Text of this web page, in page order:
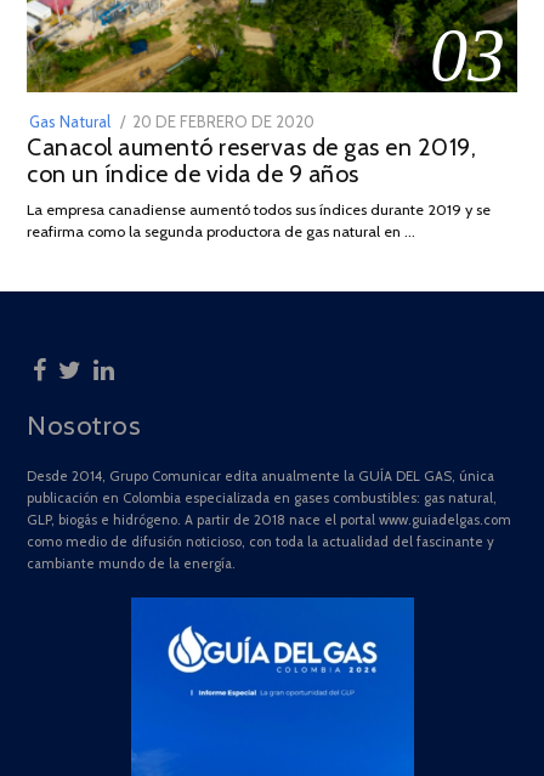
03
Gas Natural
POSTED
ON
20 DE FEBRERO DE 2020
DE
JULIO
2025
Canacol aumentó reservas de gas en 2019,
con un índice de vida de 9 años
La empresa canadiense aumentó todos sus índices durante 2019 y se
reafirma como la segunda productora de gas natural en …
Nosotros
Desde 2014, Grupo Comunicar edita anualmente la GUÍA DEL GAS, única
publicación en Colombia especializada en gases combustibles: gas natural,
GLP, biogás e hidrógeno. A partir de 2018 nace el portal www.guiadelgas.com
como medio de difusión noticioso, con toda la actualidad del fascinante y
cambiante mundo de la energía.